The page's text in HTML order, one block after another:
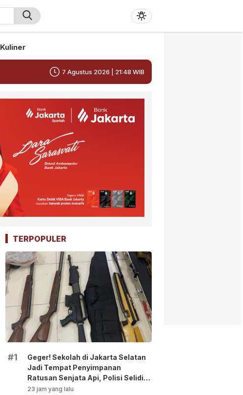
Kuliner
7 Agustus 2026 | 21:48 WIB
TERPOPULER
#1
Geger! Sekolah di Jakarta Selatan
Jadi Tempat Penyimpanan
Ratusan Senjata Api, Polisi Selidiki
Pemilik
23 jam yang lalu